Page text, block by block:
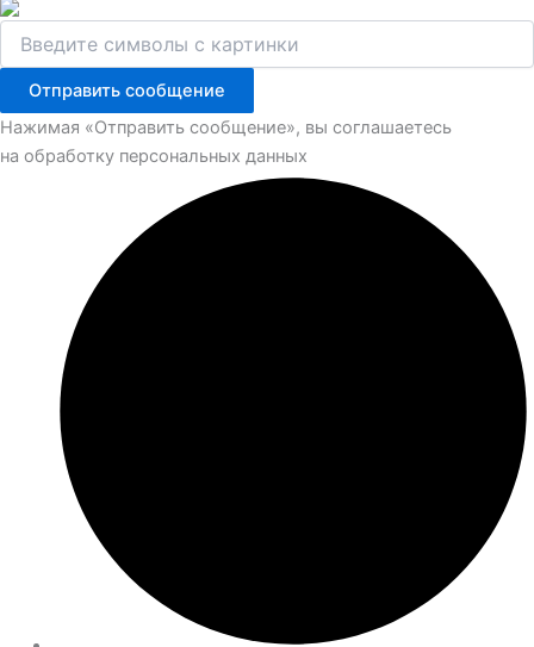
Отправить сообщение
Нажимая «Отправить сообщение», вы соглашаетесь
на обработку персональных данных